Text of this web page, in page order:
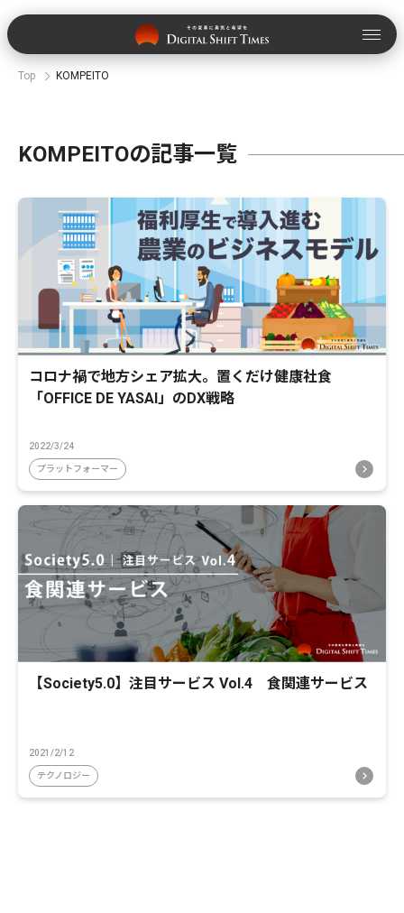
Top KOMPEITO
KOMPEITOの記事一覧
コロナ禍で地方シェア拡大。置くだけ健康社食
「OFFICE DE YASAI」のDX戦略
2022/3/24
プラットフォーマー
【Society5.0】注目サービス Vol.4 食関連サービス
2021/2/12
テクノロジー